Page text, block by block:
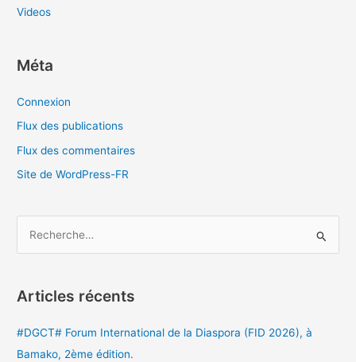
Videos
Méta
Connexion
Flux des publications
Flux des commentaires
Site de WordPress-FR
h
Articles récents
#DGCT# Forum International de la Diaspora (FID 2026), à
Bamako, 2ème édition.